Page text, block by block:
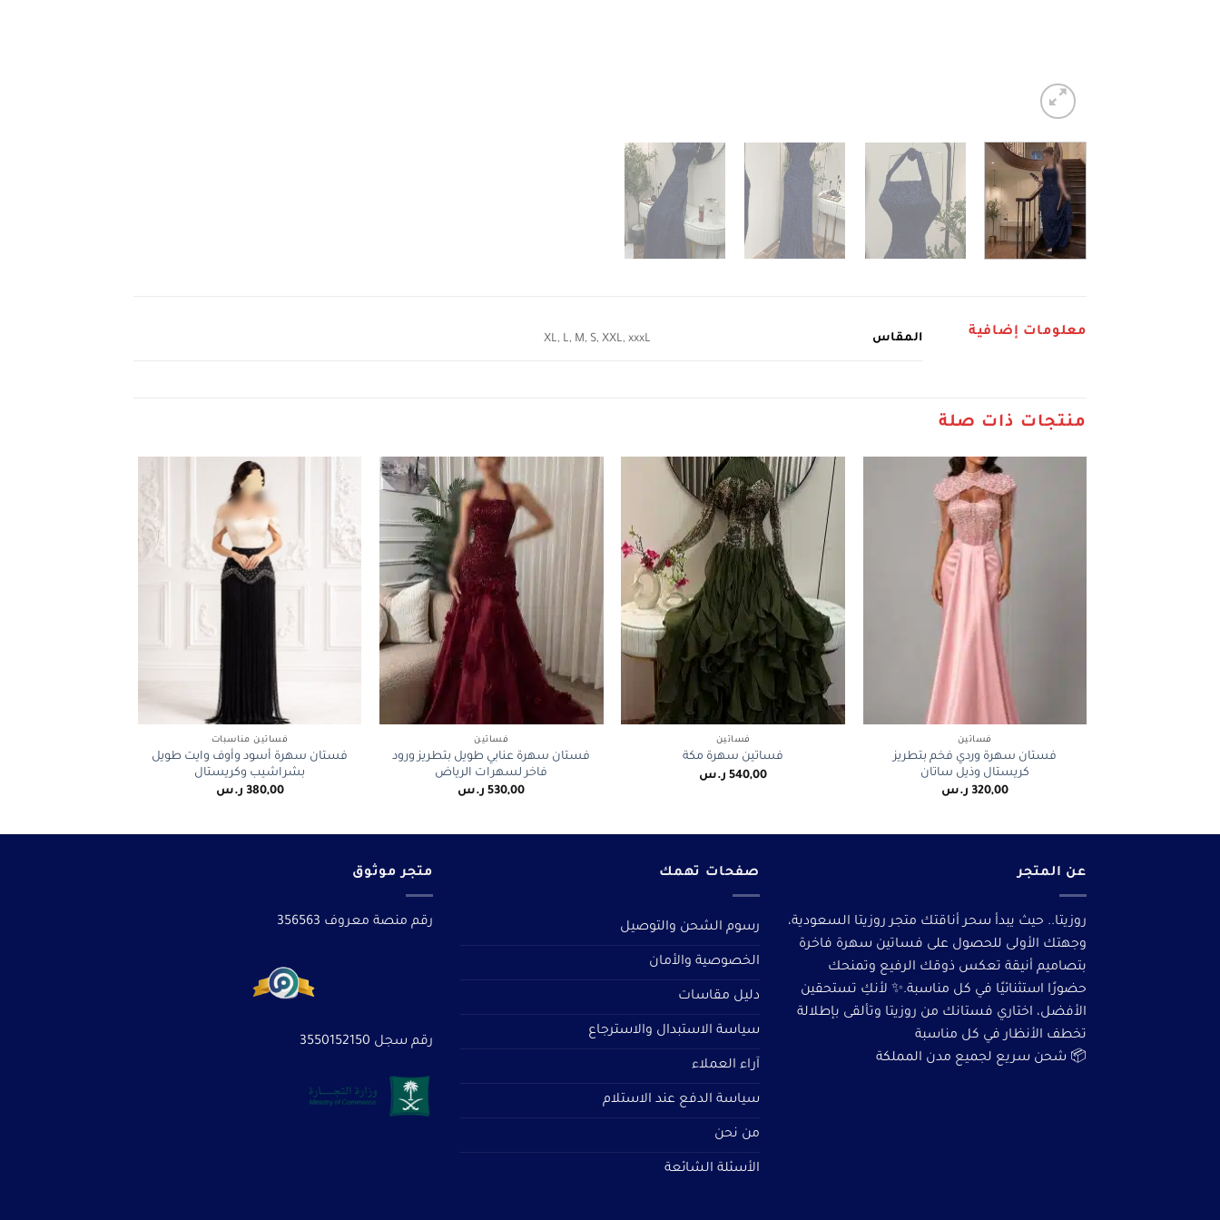
معلومات إضافية المقاس XL, L, M, S, XXL, xxxL
منتجات ذات صلة
فساتين
فستان سهرة وردي فخم بتطريز
كريستال وذيل ساتان
320,00 ر.س
فساتين
فساتين سهرة مكة
540,00 ر.س
فساتين
فستان سهرة عنابي طويل بتطريز ورود
فاخر لسهرات الرياض
530,00 ر.س
فساتين مناسبات
فستان سهرة أسود وأوف وايت طويل
بشراشيب وكريستال
380,00 ر.س
عن المتجر
روزيتا.. حيث يبدأ سحر أناقتك متجر روزيتا السعودية،
وجهتك الأولى للحصول على فساتين سهرة فاخرة
بتصاميم أنيقة تعكس ذوقك الرفيع وتمنحك
حضورًا استثنائيًا في كل مناسبة.✨ لأنكِ تستحقين
الأفضل، اختاري فستانك من روزيتا وتألقى بإطلالة
تخطف الأنظار في كل مناسبة
📦 شحن سريع لجميع مدن المملكة
صفحات تهمك
رسوم الشحن والتوصيل
الخصوصية والأمان
دليل مقاسات
سياسة الاستبدال والاسترجاع
آراء العملاء
سياسة الدفع عند الاستلام
من نحن
الأسئلة الشائعة
متجر موثوق
رقم منصة معروف 356563
رقم سجل 3550152150